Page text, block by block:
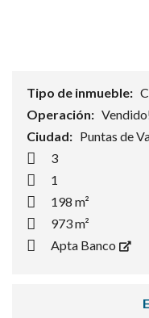
Tipo de inmueble:
Operación:
Ciudad: Puntas de
3
1
198 m²
973 m²
Apta Banco